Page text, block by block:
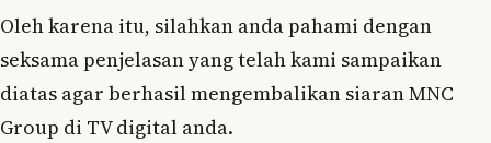
Oleh karena itu, silahkan anda pahami dengan
seksama penjelasan yang telah kami sampaikan
diatas agar berhasil mengembalikan siaran MNC
Group di TV digital anda.